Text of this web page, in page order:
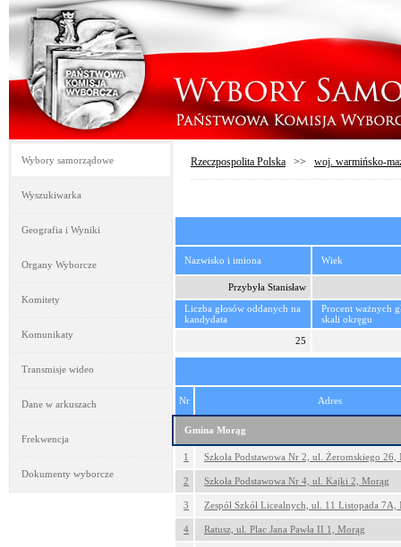
Wybory samorządowe
Wyszukiwarka
Geografia i Wyniki
Organy Wyborcze
Komitety
Komunikaty
Transmisje wideo
Dane w arkuszach
Frekwencja
Dokumenty wyborcze
Rzeczpospolita Polska >> woj. warmińsko-
Nazwisko i imiona Wiek
Przybyła Stanisław
Liczba głosów oddanych na
kandydata
Procent ważnych
skali okręgu
25
Nr Adres
Gmina Morąg
1 Szkoła Podstawowa Nr 2, ul. Żeromskiego 26,
2 Szkoła Podstawowa Nr 4, ul. Kajki 2, Morąg
3 Zespół Szkół Licealnych, ul. 11 Listopada 7A,
4 Ratusz, ul. Plac Jana Pawła II 1, Morąg